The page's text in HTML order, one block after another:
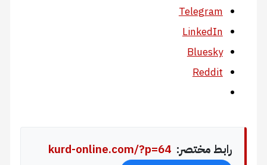
Telegram
LinkedIn
Bluesky
Reddit
رابط مختصر: kurd-online.com/?p=64